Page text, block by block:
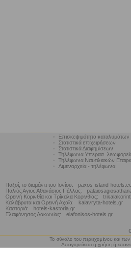
Επισκεψιμότητα καταλυμάτων
Στατιστικά επιχειρήσεων
Στατιστικά Διαφημίσεων
Τηλέφωνα Υπερασ.
Τηλέφωνα Ναυτιλιακών
Λιμεναρχεία - τηλέφωνα
Παξοί, το διαμάντι του Ιονίου:
paxos-island-
Παλιός Αγιος Αθανάσιος Πέλλας:
Ορεινή Κορινθία και Τρίκαλα Κορινθίας:
Καλάβρυτα και Ορεινή Αχαϊα:
kalavryta-hotels.gr
Καστοριά:
hotels-kastoria.gr
Ελαφόνησος Λακωνίας:
elafonisos-hotels.gr
Το σύνολο του περιεχομένου και
Απαγορεύεται η χρήση ή